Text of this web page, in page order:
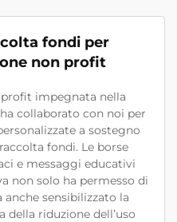
fondi per
non profit
impegnata nella
collaborato con noi per
a sostegno
fondi. Le borse
e messaggi educativi
non solo ha permesso di
sensibilizzato la
della riduzione dell’uso